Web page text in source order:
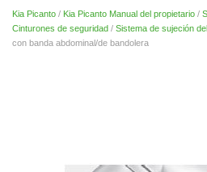
Kia Picanto / Kia Picanto Manual del propietario /
Cinturones de seguridad / Sistema de sujeción
con banda abdominal/de bandolera